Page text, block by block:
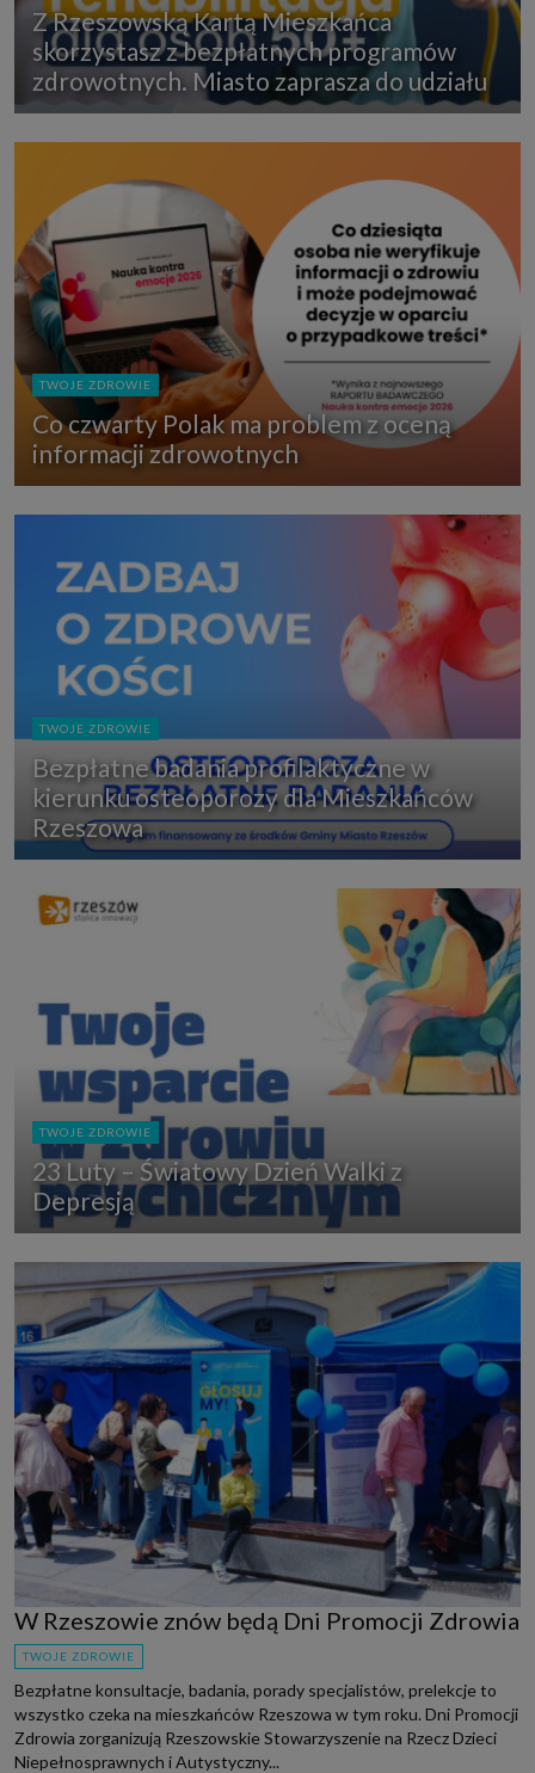
Z Rzeszowską Kartą Mieszkańca
skorzystasz z bezpłatnych programów
zdrowotnych. Miasto zaprasza do udziału
TWOJE ZDROWIE
Co czwarty Polak ma problem z oceną
informacji zdrowotnych
TWOJE ZDROWIE
Bezpłatne badania profilaktyczne w
kierunku osteoporozy dla Mieszkańców
Rzeszowa
TWOJE ZDROWIE
23 Luty – Światowy Dzień Walki z
Depresją
W Rzeszowie znów będą Dni Promocji Zdrowia
TWOJE ZDROWIE
Bezpłatne konsultacje, badania, porady specjalistów, prelekcje to
wszystko czeka na mieszkańców Rzeszowa w tym roku. Dni Promocji
Zdrowia zorganizują Rzeszowskie Stowarzyszenie na Rzecz Dzieci
Niepełnosprawnych i Autystyczny...